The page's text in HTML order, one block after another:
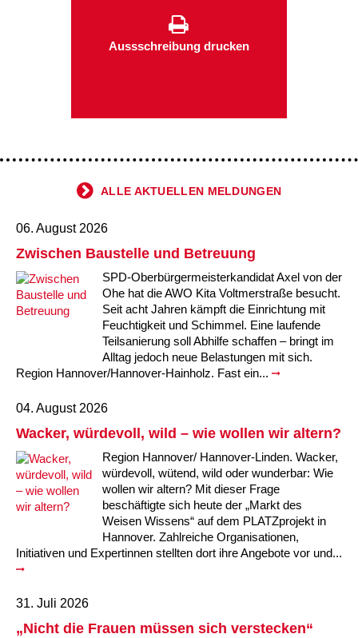
Kindertagesstätte Sylter Weg
Aussschreibung drucken
ALLE AKTUELLEN MELDUNGEN
06. August 2026
Zwischen Baustelle und Betreuung
SPD-Oberbürgermeisterkandidat Axel von der
Ohe hat die AWO Kita Voltmerstraße besucht.
Seit acht Jahren kämpft die Einrichtung mit
Feuchtigkeit und Schimmel. Eine laufende
Teilsanierung soll Abhilfe schaffen – bringt im
Alltag jedoch neue Belastungen mit sich.
Region Hannover/Hannover-Hainholz. Fast ein...
04. August 2026
Wacker, würdevoll, wild – wie wollen wir altern?
Region Hannover/ Hannover-Linden. Wacker,
würdevoll, wütend, wild oder wunderbar: Wie
wollen wir altern? Mit dieser Frage
beschäftigte sich heute der „Markt des
Weisen Wissens“ auf dem PLATZprojekt in
Hannover. Zahlreiche Organisationen,
Initiativen und Expertinnen stellten dort ihre Angebote vor und...
31. Juli 2026
„Nicht die Frauen müssen sich verstecken“